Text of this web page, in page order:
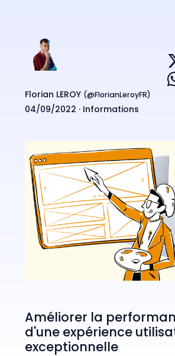
Florian LEROY (@FlorianLeroyFR)
04/09/2022 · Informations
Améliorer la
d'une expérience
exceptionnelle